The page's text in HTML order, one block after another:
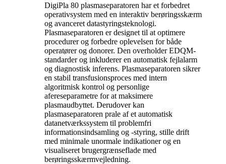
DigiPla 80 plasmaseparatoren har et forbedret
operativsystem med en interaktiv berøringsskærm
og avanceret datastyringsteknologi.
Plasmaseparatoren er designet til at optimere
procedurer og forbedre oplevelsen for både
operatører og donorer. Den overholder EDQM-
standarder og inkluderer en automatisk fejlalarm
og diagnostisk inferens. Plasmaseparatoren sikrer
en stabil transfusionsproces med intern
algoritmisk kontrol og personlige
afereseparametre for at maksimere
plasmaudbyttet. Derudover kan
plasmaseparatoren prale af et automatisk
datanetværkssystem til problemfri
informationsindsamling og -styring, stille drift
med minimale unormale indikationer og en
visualiseret brugergrænseflade med
berøringsskærmvejledning.